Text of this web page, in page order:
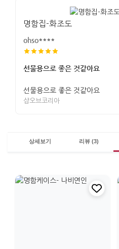
명함집-화조도
ohso****
선물용으로 좋은 것같아요
선물용으로 좋은 것같아요
샵오브코리아
상세보기 리뷰 (3)